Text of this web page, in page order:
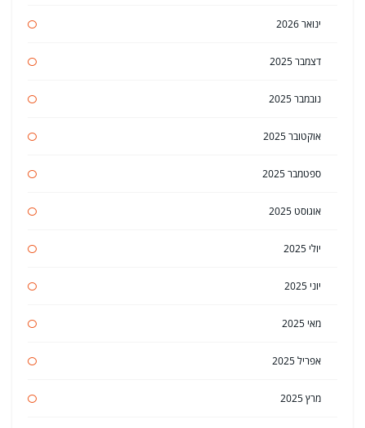
ינואר 2026
דצמבר 2025
נובמבר 2025
אוקטובר 2025
ספטמבר 2025
אוגוסט 2025
יולי 2025
יוני 2025
מאי 2025
אפריל 2025
מרץ 2025